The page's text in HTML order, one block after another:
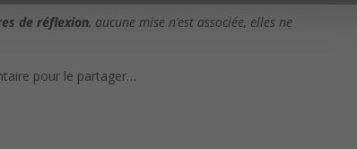
deréflexion, aucune mise n’est associée, elles ne
pour le partager…